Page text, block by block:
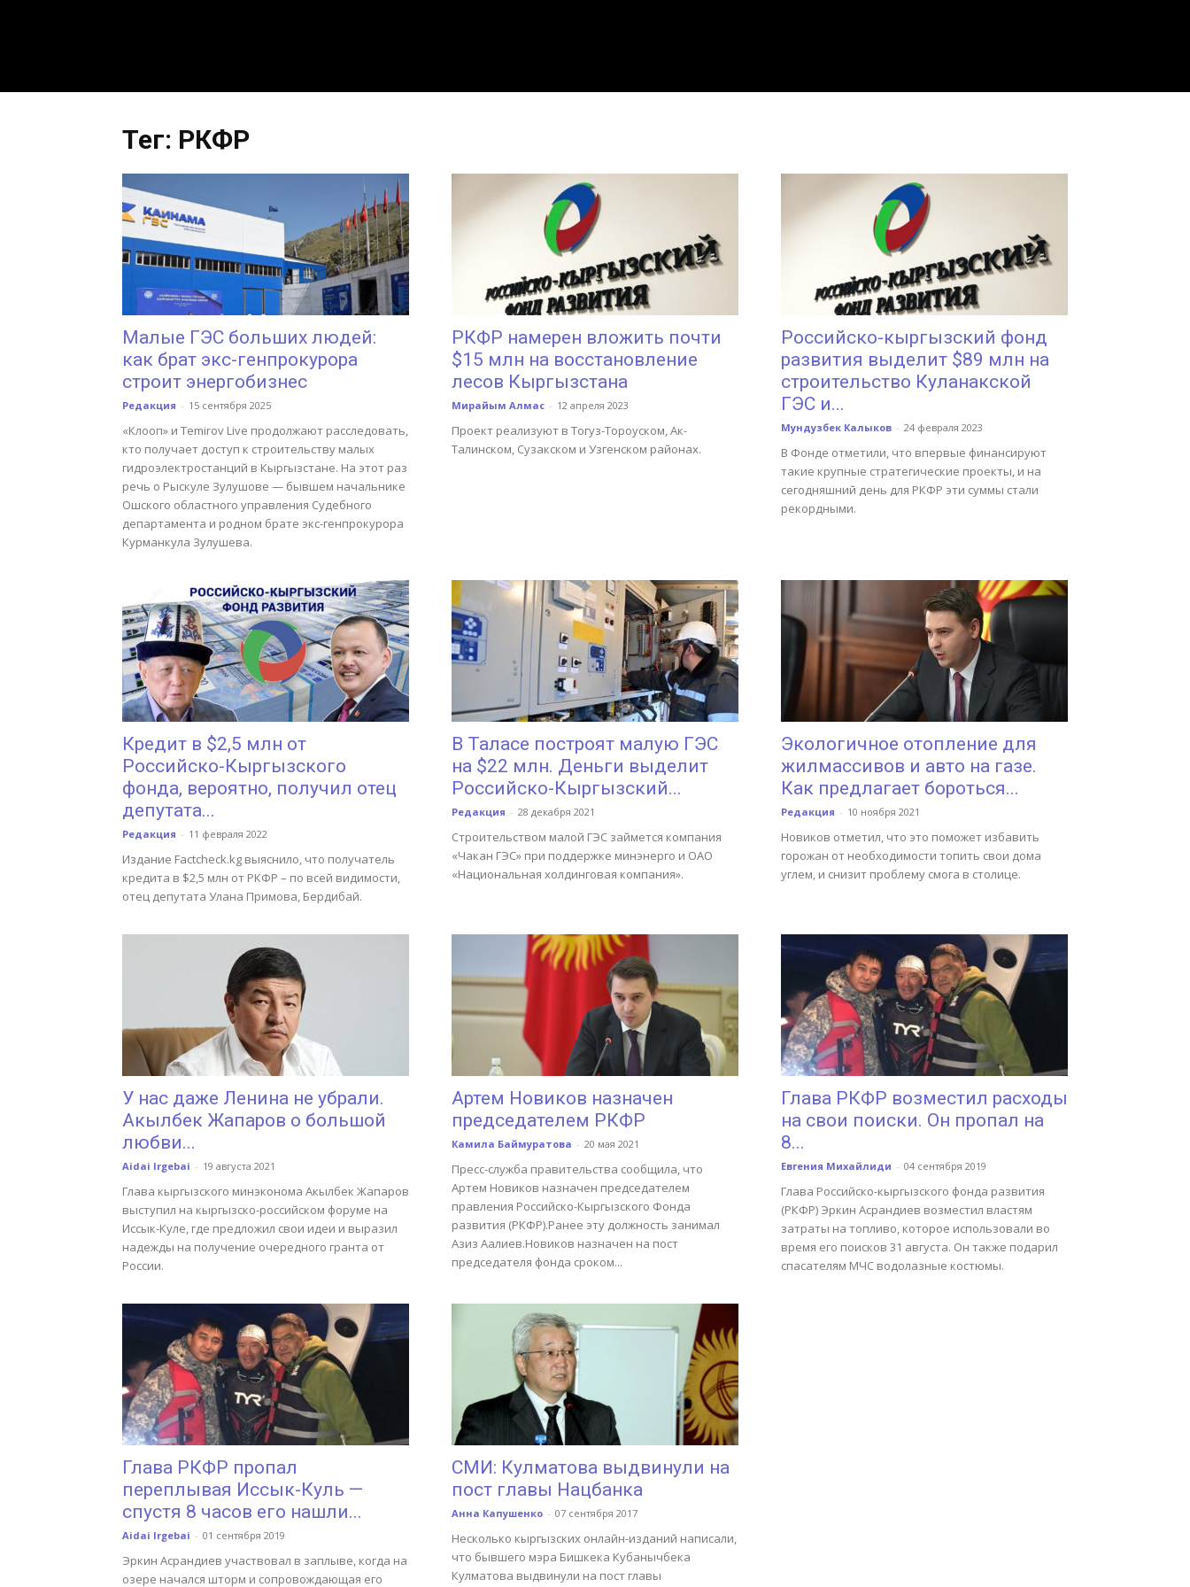
Тег: РКФР
Малые ГЭС больших людей:
как брат экс-генпрокурора
строит энергобизнес
Редакция - 15 сентября 2025
«Клооп» и Temirov Live продолжают расследовать,
кто получает доступ к строительству малых
гидроэлектростанций в Кыргызстане. На этот раз
речь о Рыскуле Зулушове — бывшем начальнике
Ошского областного управления Судебного
департамента и родном брате экс-генпрокурора
Курманкула Зулушева.
РКФР намерен вложить почти
$15 млн на восстановление
лесов Кыргызстана
Мирайым Алмас - 12 апреля 2023
Проект реализуют в Тогуз-Тороуском, Ак-
Талинском, Сузакском и Узгенском районах.
Российско-кыргызский фонд
развития выделит $89 млн на
строительство Куланакской
ГЭС и...
Мундузбек Калыков - 24 февраля 2023
В Фонде отметили, что впервые финансируют
такие крупные стратегические проекты, и на
сегодняшний день для РКФР эти суммы стали
рекордными.
Кредит в $2,5 млн от
Российско-Кыргызского
фонда, вероятно, получил отец
депутата...
Редакция - 11 февраля 2022
Издание Factcheck.kg выяснило, что получатель
кредита в $2,5 млн от РКФР – по всей видимости,
отец депутата Улана Примова, Бердибай.
В Таласе построят малую ГЭС
на $22 млн. Деньги выделит
Российско-Кыргызский...
Редакция - 28 декабря 2021
Строительством малой ГЭС займется компания
«Чакан ГЭС» при поддержке минэнерго и ОАО
«Национальная холдинговая компания».
Экологичное отопление для
жилмассивов и авто на газе.
Как предлагает бороться...
Редакция - 10 ноября 2021
Новиков отметил, что это поможет избавить
горожан от необходимости топить свои дома
углем, и снизит проблему смога в столице.
У нас даже Ленина не убрали.
Акылбек Жапаров о большой
любви...
Aidai Irgebai - 19 августа 2021
Глава кыргызского минэконома Акылбек Жапаров
выступил на кыргызско-российском форуме на
Иссык-Куле, где предложил свои идеи и выразил
надежды на получение очередного гранта от
России.
Артем Новиков назначен
председателем РКФР
Камила Баймуратова - 20 мая 2021
Пресс-служба правительства сообщила, что
Артем Новиков назначен председателем
правления Российско-Кыргызского Фонда
развития (РКФР).Ранее эту должность занимал
Азиз Аалиев.Новиков назначен на пост
председателя фонда сроком...
Глава РКФР возместил расходы
на свои поиски. Он пропал на
8...
Евгения Михайлиди - 04 сентября 2019
Глава Российско-кыргызского фонда развития
(РКФР) Эркин Асрандиев возместил властям
затраты на топливо, которое использовали во
время его поисков 31 августа. Он также подарил
спасателям МЧС водолазные костюмы.
Глава РКФР пропал
переплывая Иссык-Куль —
спустя 8 часов его нашли...
Aidai Irgebai - 01 сентября 2019
Эркин Асрандиев участвовал в заплыве, когда на
озере начался шторм и сопровождающая его
СМИ: Кулматова выдвинули на
пост главы Нацбанка
Анна Капушенко - 07 сентября 2017
Несколько кыргызских онлайн-изданий написали,
что бывшего мэра Бишкека Кубанычбека
Кулматова выдвинули на пост главы